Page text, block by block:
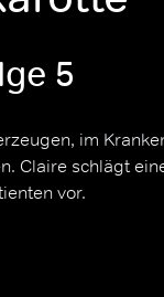
5
im
Claire schlägt
vor.